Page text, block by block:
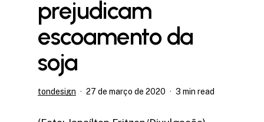
prejudicam
escoamento da
soja
tondesign 27 de março de 2020 3 min read